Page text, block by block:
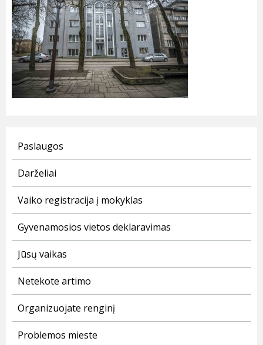
Paslaugos
Darželiai
Vaiko registracija į mokyklas
Gyvenamosios vietos deklaravimas
Jūsų vaikas
Netekote artimo
Organizuojate renginį
Problemos mieste